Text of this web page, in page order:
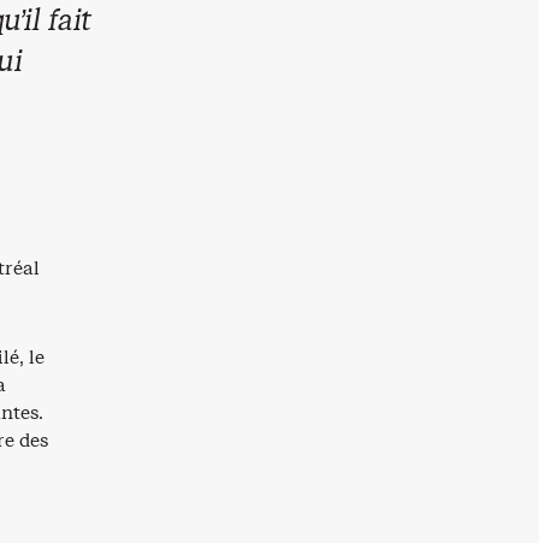
fait
le
des